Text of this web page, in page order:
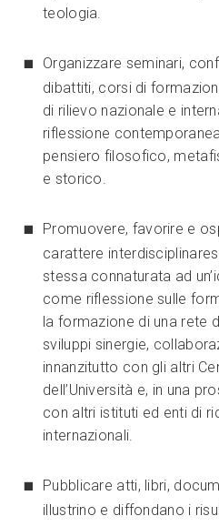
teologia.
Organizzare seminari,
dibattiti, corsi di
di rilievo nazionale e
riflessione
pensiero filosofico,
e storico.
Promuovere, favorire e
carattere
stessa connaturata ad
come riflessione sulle
la formazione di una rete
sviluppi sinergie,
innanzitutto con gli altri
dell’Università e, in una
con altri istituti ed enti di
internazionali.
Pubblicare atti, libri,
illustrino e diffondano i